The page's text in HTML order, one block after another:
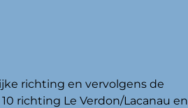
richting en vervolgens de
richting Le Verdon/Lacanau en